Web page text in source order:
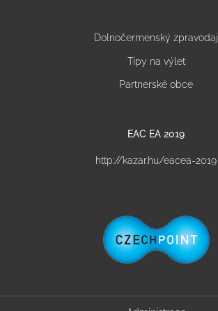
Dolnočermenský zpravodaj
Tipy na výlet
Partnerské obce
EAC EA 2019
http://kazar.hu/eacea-2019